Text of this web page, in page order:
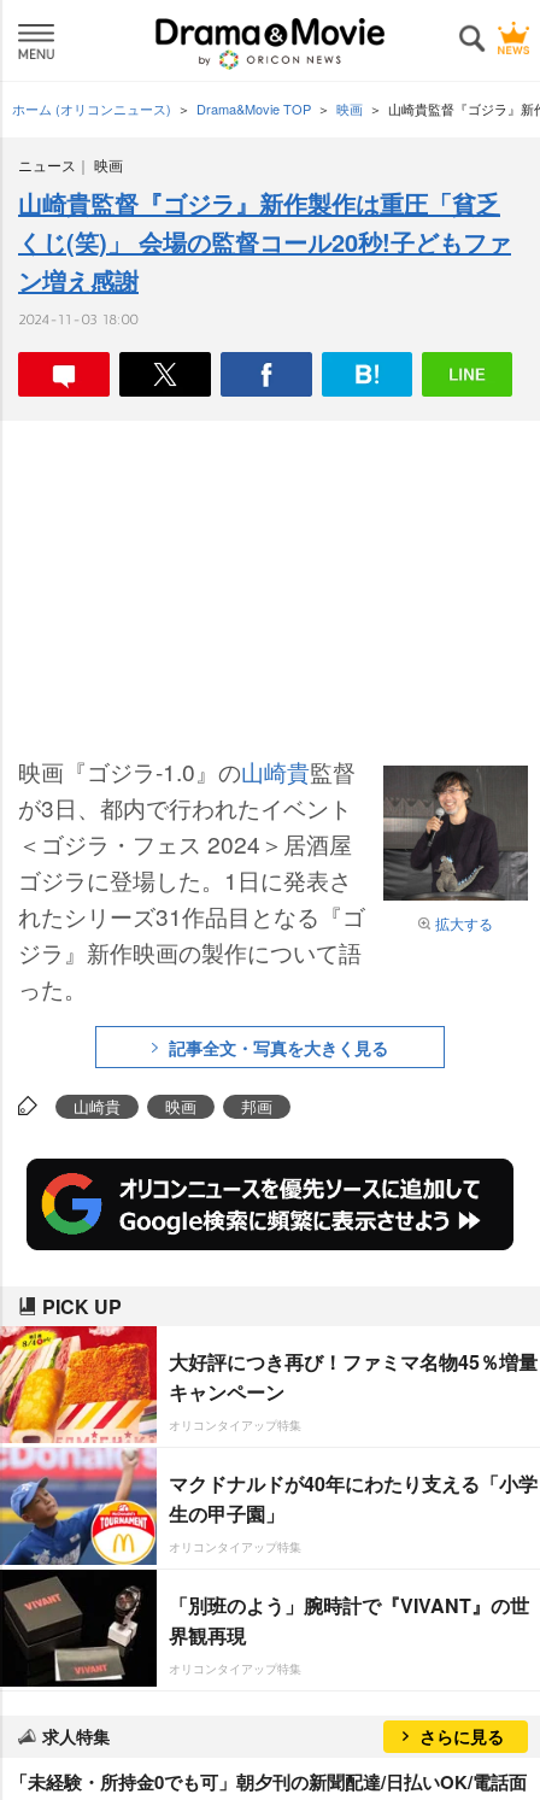
ホーム (オリコンニュース) Drama&Movie TOP 映画 山崎貴監督『ゴジラ』
ニュース 映画
山崎貴監督『ゴジラ』新作製作は重圧「貧乏
くじ(笑)」 会場の監督コール20秒!子どもファ
ン増え感謝
2024-11-03 18:00
拡大する
映画『ゴジラ-1.0』の山崎貴監督
が3日、都内で行われたイベント
＜ゴジラ・フェス 2024＞居酒屋
ゴジラに登場した。1日に発表さ
れたシリーズ31作品目となる『ゴ
ジラ』新作映画の製作について語
った。
記事全文・写真を大きく見る
山崎貴 映画 邦画
PICK UP
大好評につき再び！ファミマ名物45％増量
キャンペーン
オリコンタイアップ特集
マクドナルドが40年にわたり支える「小学
生の甲子園」
オリコンタイアップ特集
「別班のよう」腕時計で『VIVANT』の世
界観再現
オリコンタイアップ特集
求人特集 さらに見る
「未経験・所持金0でも可」朝夕刊の新聞配達/日払いOK/電話面